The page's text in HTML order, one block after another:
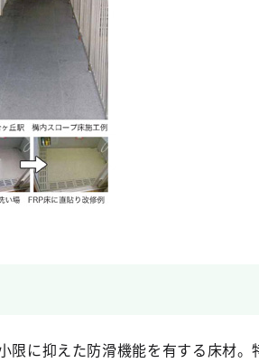
限に抑えた防滑機能を有する床材。